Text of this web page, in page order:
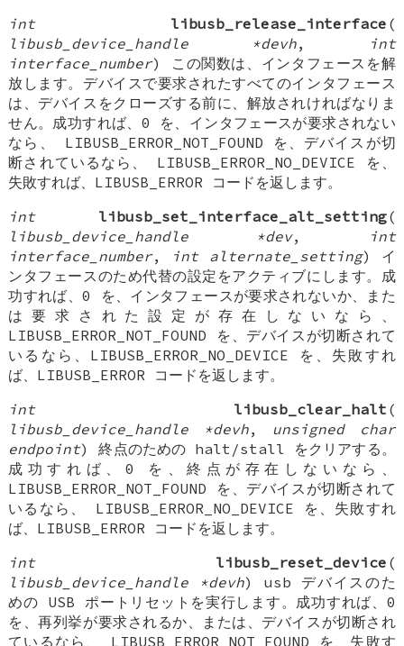
int
libusb_release_interface (
libusb_device_handle *devh,
int
interface_number) この関数は、インタフェースを解
放します。デバイスで要求されたすべてのインタフェース
は、デバイスをクローズする前に、解放されければなりま
せん。成功すれば、0 を、インタフェースが要求されない
なら、 LIBUSB_ERROR_NOT_FOUND を、デバイスが切
断されているなら、 LIBUSB_ERROR_NO_DEVICE を、
失敗すれば、LIBUSB_ERROR コードを返します。
int
libusb_set_interface_alt_setting(
libusb_device_handle *dev,
int
interface_number, int alternate_setting) イ
ンタフェースのため代替の設定をアクティブにします。成
功すれば、0 を、インタフェースが要求されないか、また
は要求された設定が存在しないなら、
LIBUSB_ERROR_NOT_FOUND を、デバイスが切断されて
いるなら、LIBUSB_ERROR_NO_DEVICE を、失敗すれ
ば、LIBUSB_ERROR コードを返します。
int
libusb_clear_halt (
libusb_device_handle *devh, unsigned char
endpoint) 終点のための halt/stall をクリアする。
成功すれば、0 を、終点が存在しないなら、
LIBUSB_ERROR_NOT_FOUND を、デバイスが切断されて
いるなら、 LIBUSB_ERROR_NO_DEVICE を、失敗すれ
ば、LIBUSB_ERROR コードを返します。
int
libusb_reset_device (
libusb_device_handle *devh) usb デバイスのた
めの USB ポートリセットを実行します。成功すれば、0
を、再列挙が要求されるか、または、デバイスが切断され
ているなら、 LIBUSB_ERROR_NOT_FOUND を、失敗す